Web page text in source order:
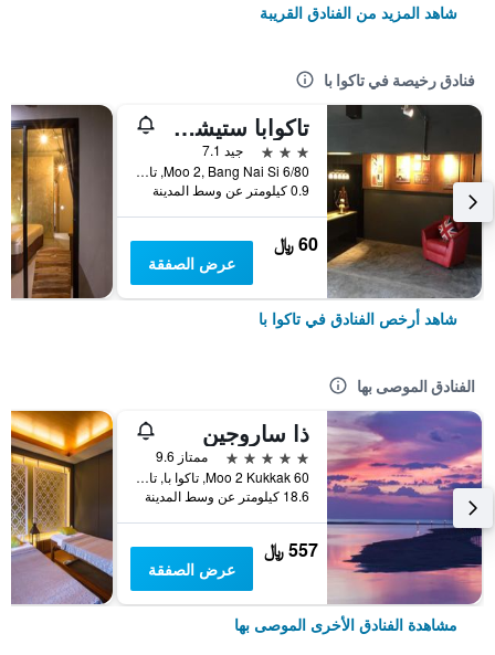
شاهد المزيد من الفنادق القريبة
فنادق رخيصة في تاكوا با
تاكوابا ستيشن هوتل
3 نجوم
جيد 7.1
6/80 Moo 2, Bang Nai Si, تاكوا با, تايلاند
0.9 كيلومتر عن وسط المدينة
60 ﷼
عرض الصفقة
شاهد أرخص الفنادق في تاكوا با
الفنادق الموصى بها
ذا ساروجين
5 نجوم
ممتاز 9.6
60 Moo 2 Kukkak, تاكوا با, تايلاند
18.6 كيلومتر عن وسط المدينة
557 ﷼
عرض الصفقة
مشاهدة الفنادق الأخرى الموصى بها